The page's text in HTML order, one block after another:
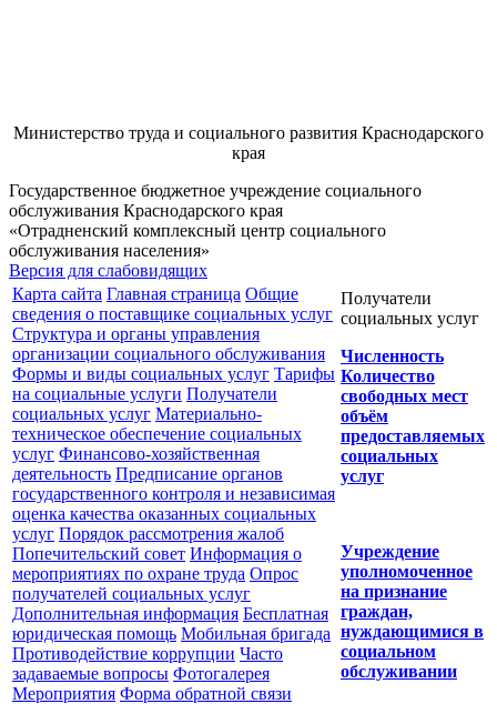
Министерство труда и социального развития Краснодарского
края
Государственное бюджетное учреждение социального
обслуживания Краснодарского края
«Отрадненский комплексный центр социального
обслуживания населения»
Версия для слабовидящих
Карта сайта Главная страница Общие
сведения о поставщике социальных услуг
Структура и органы управления
организации социального обслуживания
Формы и виды социальных услуг Тарифы
на социальные услуги Получатели
социальных услуг Материально-
техническое обеспечение социальных
услуг Финансово-хозяйственная
деятельность Предписание органов
государственного контроля и независимая
оценка качества оказанных социальных
услуг Порядок рассмотрения жалоб
Попечительский совет Информация о
мероприятиях по охране труда Опрос
получателей социальных услуг
Дополнительная информация Бесплатная
юридическая помощь Мобильная бригада
Противодействие коррупции Часто
задаваемые вопросы Фотогалерея
Мероприятия Форма обратной связи
Получатели
социальных услуг
Численность
Количество
свободных мест
объём
предоставляемых
социальных
услуг
Учреждение
уполномоченное
на признание
граждан,
нуждающимися в
социальном
обслуживании